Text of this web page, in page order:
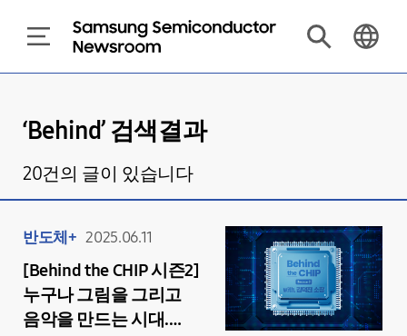
‘Behind’ 검색결과
20건의 글이 있습니다
반도체+ 2025.06.11
[Behind the CHIP 시즌2]
누구나 그림을 그리고
음악을 만드는 시대.